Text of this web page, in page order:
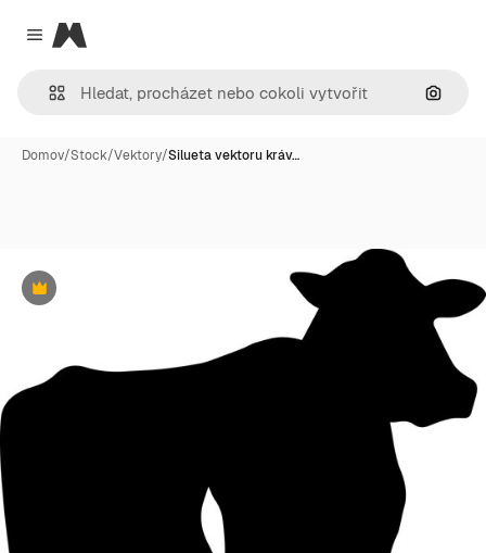
Close menu
Magnific
Hledat
Domov/Stock/Vektory/Silueta vektoru kráv…
Premium